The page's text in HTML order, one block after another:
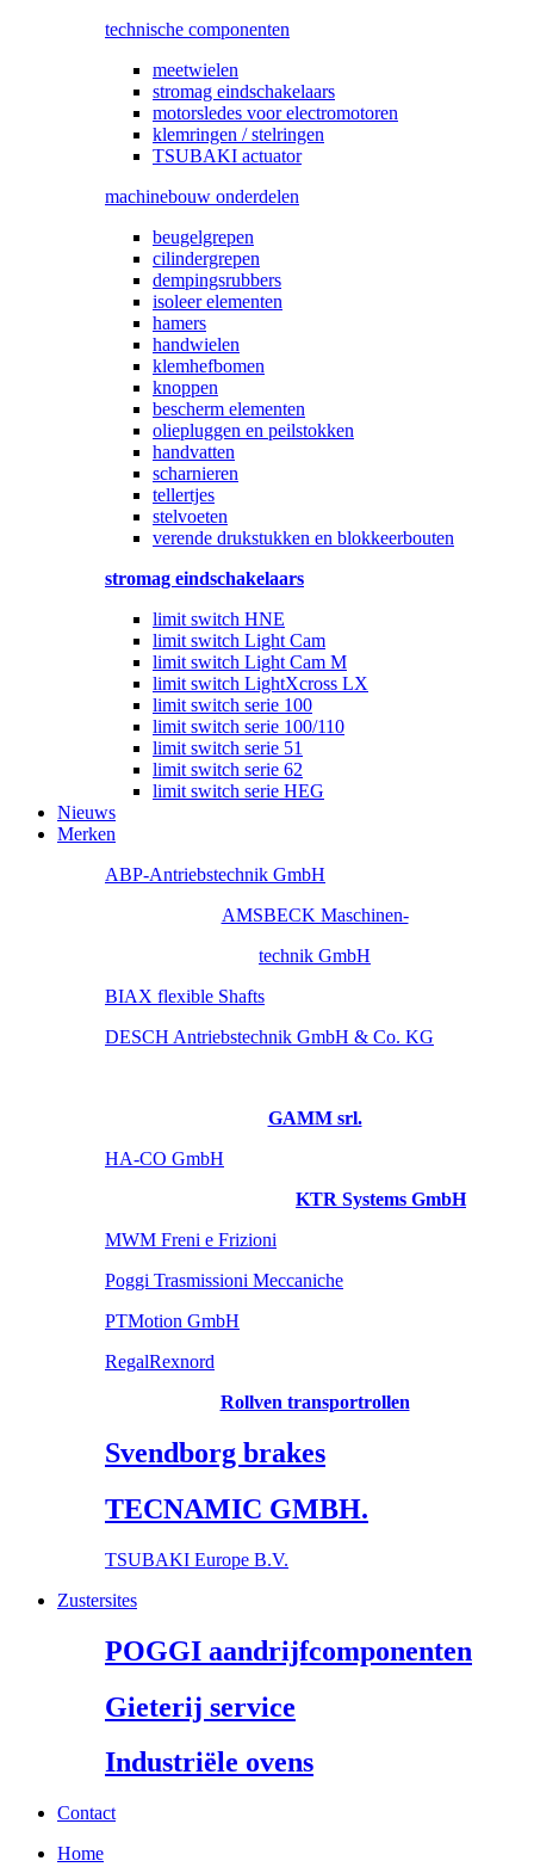
technische componenten
meetwielen
stromag eindschakelaars
motorsledes voor electromotoren
klemringen / stelringen
TSUBAKI actuator
machinebouw onderdelen
beugelgrepen
cilindergrepen
dempingsrubbers
isoleer elementen
hamers
handwielen
klemhefbomen
knoppen
bescherm elementen
oliepluggen en peilstokken
handvatten
scharnieren
tellertjes
stelvoeten
verende drukstukken en blokkeerbouten
stromag eindschakelaars
limit switch HNE
limit switch Light Cam
limit switch Light Cam M
limit switch LightXcross LX
limit switch serie 100
limit switch serie 100/110
limit switch serie 51
limit switch serie 62
limit switch serie HEG
Nieuws
Merken
ABP-Antriebstechnik GmbH
AMSBECK Maschinen-
technik GmbH
BIAX flexible Shafts
DESCH Antriebstechnik GmbH & Co. KG
GAMM srl.
HA-CO GmbH
KTR Systems GmbH
MWM Freni e Frizioni
Poggi Trasmissioni Meccaniche
PTMotion GmbH
RegalRexnord
Rollven transportrollen
Svendborg brakes
TECNAMIC GMBH.
TSUBAKI Europe B.V.
Zustersites
POGGI aandrijfcomponenten
Gieterij service
Industriële ovens
Contact
Home